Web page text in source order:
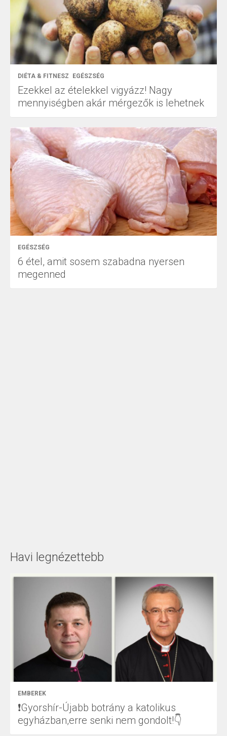
DIÉTA & FITNESZ EGÉSZSÉG
Ezekkel az ételekkel vigyázz! Nagy
mennyiségben akár mérgezők is lehetnek
EGÉSZSÉG
6 étel, amit sosem szabadna nyersen
megenned
Havi legnézettebb
EMBEREK
❗Gyorshír-Újabb botrány a katolikus
egyházban,erre senki nem gondolt!👇